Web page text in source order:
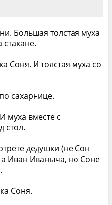
Большая толстая муха
Соня. И толстая муха со
сахарнице.
муха вместе с
стол.
дедушки (не Сон
Иван Иваныча, но Соне
Соня.